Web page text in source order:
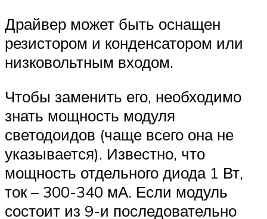
Драйвер может быть оснащен
резистором и конденсатором или
низковольтным входом.
Чтобы заменить его, необходимо
знать мощность модуля
светодоидов (чаще всего она не
указывается). Известно, что
мощность отдельного диода 1 Вт,
ток – 300-340 мА. Если модуль
состоит из 9-и последовательно